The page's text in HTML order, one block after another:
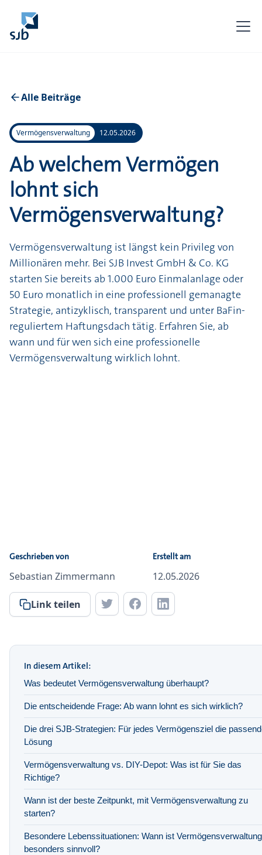
Alle Beiträge
Vermögensverwaltung 12.05.2026
Ab welchem Vermögen
lohnt sich
Vermögensverwaltung?
Vermögensverwaltung ist längst kein Privileg von
Millionären mehr. Bei SJB Invest GmbH & Co. KG
starten Sie bereits ab 1.000 Euro Einmalanlage oder
50 Euro monatlich in eine professionell gemanagte
Strategie, antizyklisch, transparent und unter BaFin-
reguliertem Haftungsdach tätig. Erfahren Sie, ab
wann und für wen sich eine professionelle
Vermögensverwaltung wirklich lohnt.
Geschrieben von
Sebastian Zimmermann
Erstellt am
12.05.2026
Link teilen
In diesem Artikel:
Was bedeutet Vermögensverwaltung überhaupt?
Die entscheidende Frage: Ab wann lohnt es sich wirklich?
Die drei SJB-Strategien: Für jedes Vermögensziel die
Lösung
Vermögensverwaltung vs. DIY-Depot: Was ist für Sie das
Richtige?
Wann ist der beste Zeitpunkt, mit Vermögensverwaltung zu
starten?
Besondere Lebenssituationen: Wann ist Vermögensverwaltung
besonders sinnvoll?